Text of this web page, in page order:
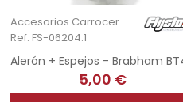
Accesorios Carrocería
Ref: FS-06204.1
5,00 €